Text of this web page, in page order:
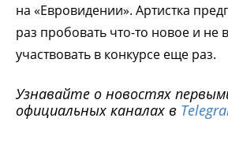
на «Евровидении». Артистка
раз пробовать что-то новое и не
участвовать в конкурсе еще раз.
Узнавайте о новостях
официальных каналах в